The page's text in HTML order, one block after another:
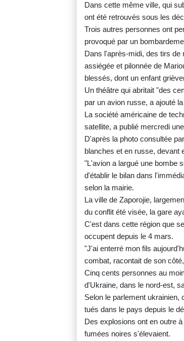
Dans cette même ville, qui
ont été retrouvés sous les
Trois autres personnes ont
provoqué par un
Dans l'après-midi, des tirs de
assiégée et pilonnée de
blessés, dont un enfant
Un théâtre qui abritait "des
par un avion russe, a ajouté
La société américaine de
satellite, a publié mercredi
D'après la photo consultée
blanches et en russe, devant
"L'avion a largué une bombe
d'établir le bilan dans
selon la mairie.
La ville de Zaporojie,
du conflit été visée, la gare
C'est dans cette région que
occupent depuis le 4 mars.
"J'ai enterré mon fils
combat, racontait de son
Cinq cents personnes au
d'Ukraine, dans le nord-est,
Selon le parlement ukrainien,
tués dans le pays depuis le
Des explosions ont en outre
fumées noires s'élevaient.